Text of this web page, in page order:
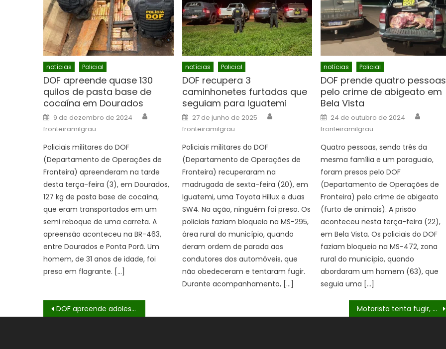
notícias Policial
DOF apreende quase 130
quilos de pasta base de
cocaína em Dourados
Posted
on
9 de dezembro de 2024
fronteiramilgrau
Policiais militares do DOF
(Departamento de Operações de
Fronteira) apreenderam na tarde
desta terça-feira (3), em Dourados,
127 kg de pasta base de cocaína,
que eram transportados em um
semi reboque de uma carreta. A
apreensão aconteceu na BR-463,
entre Dourados e Ponta Porã. Um
homem, de 31 anos de idade, foi
preso em flagrante. […]
notícias Policial
DOF recupera 3
caminhonetes furtadas que
seguiam para Iguatemi
Posted
on
27 de junho de 2025
fronteiramilgrau
Policiais militares do DOF
(Departamento de Operações de
Fronteira) recuperaram na
madrugada de sexta-feira (20), em
Iguatemi, uma Toyota Hillux e duas
SW4. Na ação, ninguém foi preso. Os
policiais faziam bloqueio na MS-295,
área rural do município, quando
deram ordem de parada aos
condutores dos automóveis, que
não obedeceram e tentaram fugir.
Durante acompanhamento, […]
notícias Policial
DOF prende quatro pessoas
pelo crime de abigeato em
Bela Vista
Posted
on
24 de outubro de 2024
fronteiramilgrau
Quatro pessoas, sendo três da
mesma família e um paraguaio,
foram presos pelo DOF
(Departamento de Operações de
Fronteira) pelo crime de abigeato
(furto de animais). A prisão
aconteceu nesta terça-feira (22),
em Bela Vista. Os policiais do DOF
faziam bloqueio na MS-472, zona
rural do município, quando
abordaram um homem (63), que
seguia uma […]
Navegação
DOF apreende adolescentes com drogas e arma que seriam entregues em Campo Grande Motorista tenta fugir, capota veículo e é preso pelo DOF com mais de 1 tonelada de drogas